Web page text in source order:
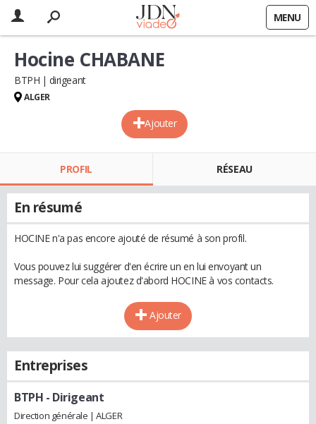
MENU
Ajouter
Hocine CHABANE
BTPH dirigeant
ALGER
PROFIL RÉSEAU
En résumé
HOCINE n'a pas encore ajouté de résumé à son profil.
Vous pouvez lui suggérer d'en écrire un en lui envoyant un
message. Pour cela ajoutez d'abord HOCINE à vos contacts.
Ajouter
Entreprises
BTPH - Dirigeant
Direction générale | ALGER